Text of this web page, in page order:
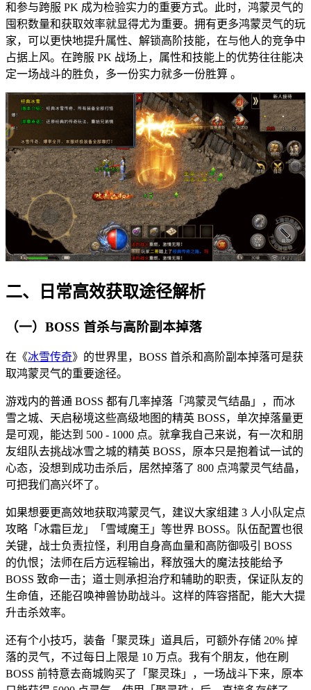
和参与跨服 PK 成为检验实力的重要方式。此时，鸿蒙灵气的
囤积数量和获取效率就显得尤为重要。拥有更多鸿蒙灵气的玩
家，可以更快地提升属性、解锁高阶技能，在与他人的竞争中
占据上风。在跨服 PK 战场上，属性和技能上的优势往往能决
定一场战斗的胜负，多一份实力就多一份胜算 。
二、日常高效获取途径解析
（一）BOSS 首杀与高阶副本掉落
在《冰雪传奇》的世界里，BOSS 首杀和高阶副本掉落可是获
取鸿蒙灵气的重要途径。
游戏内的普通 BOSS 都有几率掉落「鸿蒙灵气结晶」，而冰
雪之城、天启秘境这些高级地图的精英 BOSS，单次掉落量更
是可观，能达到 500 - 1000 点。就拿我自己来说，有一次和朋
友组队去挑战冰雪之城的精英 BOSS，原本只是抱着试一试的
心态，没想到成功击杀后，居然掉落了 800 点鸿蒙灵气结晶，
可把我们高兴坏了。
如果想要更高效地获取鸿蒙灵气，建议大家组建 3 人小队定点
攻略「冰霜巨龙」「雪域魔王」等世界 BOSS。队伍配置也很
关键，战士负责拉怪，利用自身高血量和高防御吸引 BOSS
的仇恨；法师在后方远程输出，释放强大的魔法技能给予
BOSS 致命一击；道士则承担治疗和辅助的职责，保证队友的
生命值，还能召唤神兽协助战斗。这样的阵容搭配，能大大提
升击杀效率。
还有个小技巧，装备「聚灵珠」道具后，可额外存储 20% 掉
落的灵气，不过每日上限是 10 万点。我有个朋友，他在刷
BOSS 前特意去商城购买了「聚灵珠」，一场战斗下来，原本